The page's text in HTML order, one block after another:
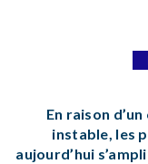
En raison
instable, les
aujourd’hui